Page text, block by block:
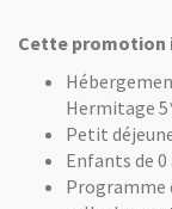
Cette promotion
Hermitage
Petit
Enfants de
Programme